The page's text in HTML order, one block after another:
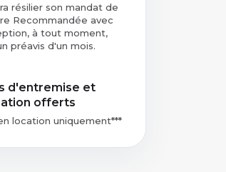
résilier son mandat de
Recommandée avec
à tout moment,
préavis d'un mois.
d'entremise et
offerts
location uniquement***